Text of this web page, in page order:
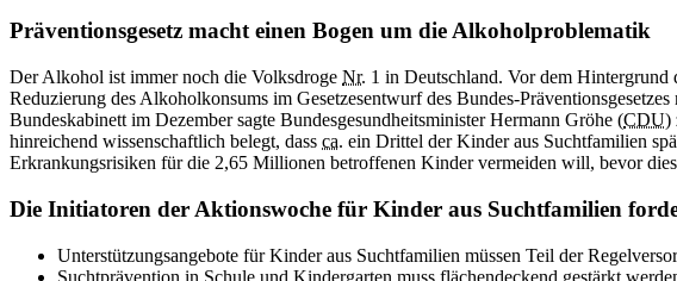
Präventionsgesetz macht einen Bogen um die Alkoholproblematik
Der Alkohol ist immer noch die Volksdroge Nr. 1 in Deutschland. Vor dem Hintergrund
Reduzierung des Alkoholkonsums im Gesetzesentwurf des Bundes-
Bundeskabinett im Dezember sagte Bundes­ge­sund­heitsminister Hermann Gröhe (CDU)
hinreichend wissenschaftlich belegt, dass ca. ein Drittel der Kinder aus Suchtfamilien
Erkrankungsrisiken für die 2,65 Millionen betroffenen Kinder vermeiden will, bevor
Die Initiatoren der Aktionswoche für Kinder aus Suchtfamilien
Unterstützungsangebote für Kinder aus Suchtfamilien müssen Teil der
Suchtprävention in Schule und Kindergarten muss flächendeckend gestärkt